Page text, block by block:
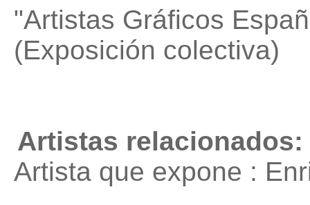
"Artistas Gráficos
(Exposición colectiva)
Artistas relacionados:
Artista que expone :